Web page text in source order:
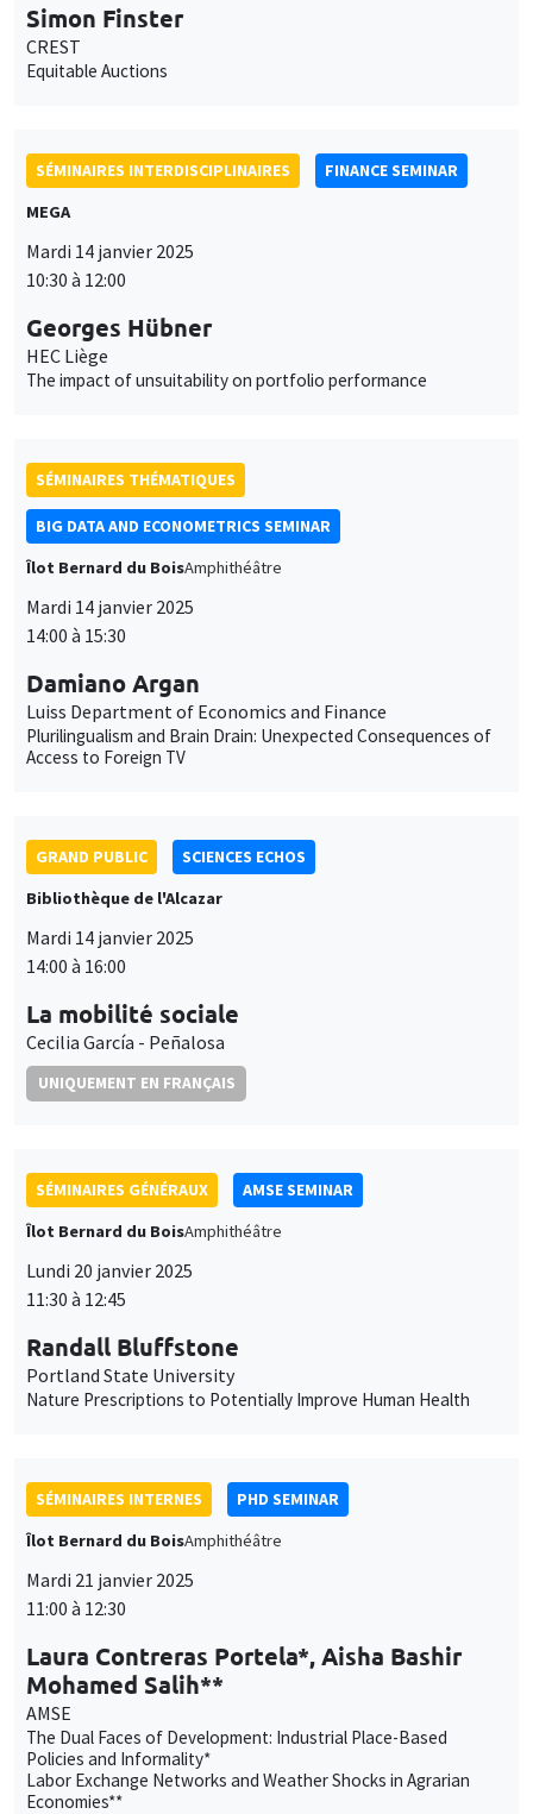
Simon Finster
CREST
Equitable Auctions
SÉMINAIRES INTERDISCIPLINAIRES
FINANCE SEMINAR
MEGA
Mardi 14 janvier 2025
10:30 à 12:00
Georges Hübner
HEC Liège
The impact of unsuitability on portfolio performance
SÉMINAIRES THÉMATIQUES
BIG DATA AND ECONOMETRICS SEMINAR
Îlot Bernard du BoisAmphithéâtre
Mardi 14 janvier 2025
14:00 à 15:30
Damiano Argan
Luiss Department of Economics and Finance
Plurilingualism and Brain Drain: Unexpected Consequences of
Access to Foreign TV
GRAND PUBLIC
SCIENCES ECHOS
Bibliothèque de l'Alcazar
Mardi 14 janvier 2025
14:00 à 16:00
La mobilité sociale
Cecilia García - Peñalosa
UNIQUEMENT EN FRANÇAIS
SÉMINAIRES GÉNÉRAUX
AMSE SEMINAR
Îlot Bernard du BoisAmphithéâtre
Lundi 20 janvier 2025
11:30 à 12:45
Randall Bluffstone
Portland State University
Nature Prescriptions to Potentially Improve Human Health
SÉMINAIRES INTERNES
PHD SEMINAR
Îlot Bernard du BoisAmphithéâtre
Mardi 21 janvier 2025
11:00 à 12:30
Laura Contreras Portela*, Aisha Bashir
Mohamed Salih**
AMSE
The Dual Faces of Development: Industrial Place-Based
Policies and Informality*
Labor Exchange Networks and Weather Shocks in Agrarian
Economies**